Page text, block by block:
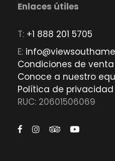
Enlaces útiles
T: +1 888 201 5705
E:
Condiciones de venta
Conoce a nuestro
Política de privacidad
RUC: 20601506069